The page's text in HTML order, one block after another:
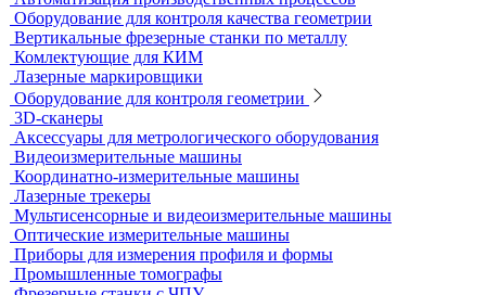
Оборудование для контроля качества геометрии
Вертикальные фрезерные станки по металлу
Комлектующие для КИМ
Лазерные маркировщики
Оборудование для контроля геометрии
3D-сканеры
Аксессуары для метрологического оборудования
Видеоизмерительные машины
Координатно-измерительные машины
Лазерные трекеры
Мультисенсорные и видеоизмерительные машины
Оптические измерительные машины
Приборы для измерения профиля и формы
Промышленные томографы